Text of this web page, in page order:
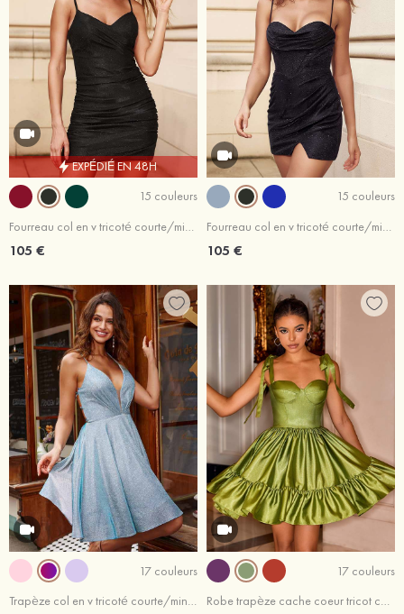
EXPÉDIÉ EN 48H
15 couleurs
Fourreau col en v tricoté courte/mini robe de fête de la rentrée avec plissé
105 €
15 couleurs
Fourreau col en v tricoté courte/mini robe de fête de la rentrée
105 €
17 couleurs
Trapèze col en v tricoté courte/mini robe de fête de la rentrée
17 couleurs
Robe trapèze cache coeur tricot courte/mini robe de fête de la rentrée